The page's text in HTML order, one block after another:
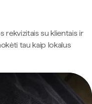
rekvizitais su klientais ir
tau kaip lokalus